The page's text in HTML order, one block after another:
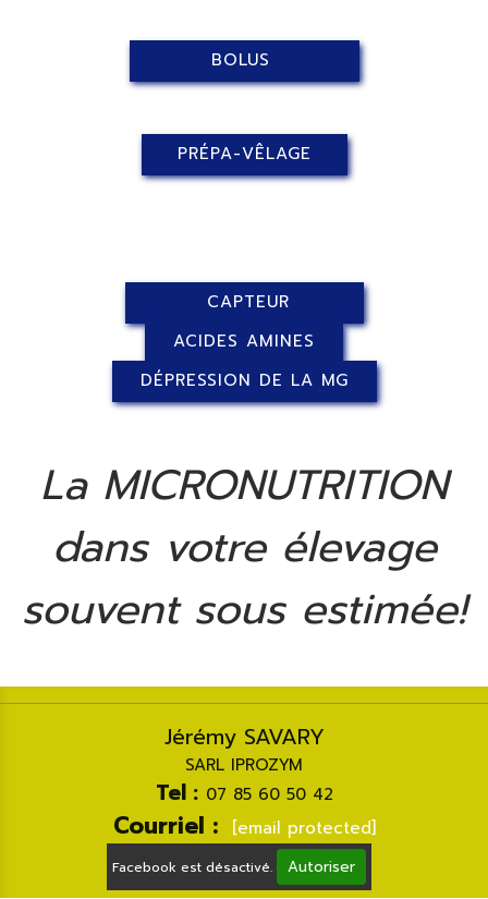
BOLUS
PRÉPA-VÊLAGE
CAPTEUR
ACIDES AMINES
DÉPRESSION DE LA MG
La MICRONUTRITION
dans votre élevage
souvent sous estimée!
Jérémy SAVARY
SARL IPROZYM
Tel : 07 85 60 50 42
Courriel : [email protected]
Facebook est désactivé. Autoriser